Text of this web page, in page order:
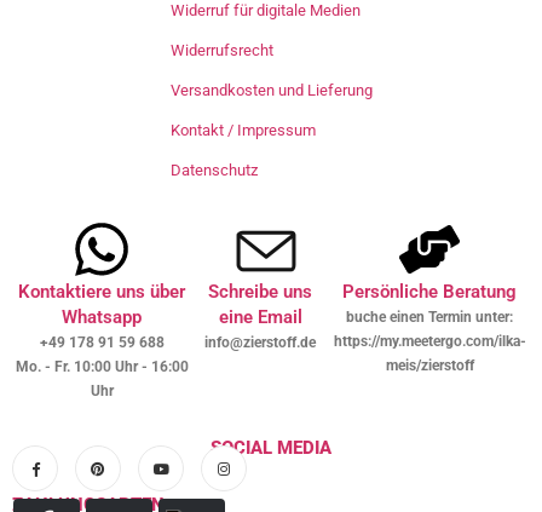
Widerruf für digitale Medien
Widerrufsrecht
Versandkosten und Lieferung
Kontakt / Impressum
Datenschutz
Kontaktiere uns über
Whatsapp
+49 178 91 59 688
Mo. - Fr. 10:00 Uhr - 16:00
Uhr
Schreibe uns
eine Email
info@zierstoff.de
Persönliche Beratung
buche einen Termin unter:
https://my.meetergo.com/ilka-
meis/zierstoff
SOCIAL MEDIA
ZAHLUNGSARTEN